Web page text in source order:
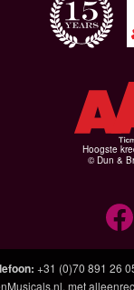
Hoogste
© Dun &
: +31 (0)70 891 26
, met